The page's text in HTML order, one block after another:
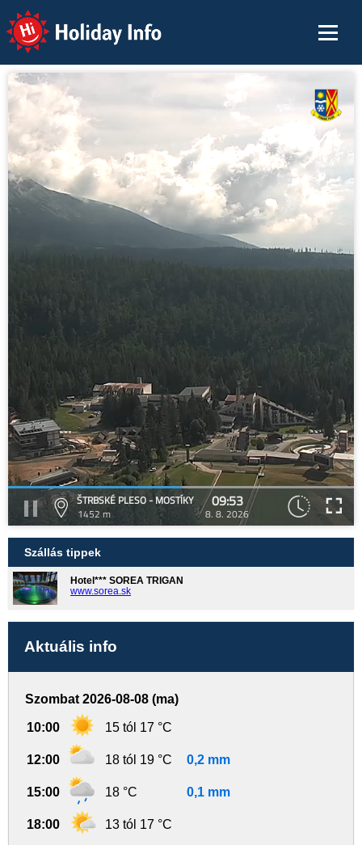
Holiday Info
ŠTRBSKÉ PLESO - MOSTÍKY
1452 m
09:53
8. 8. 2026
Szállás tippek
Hotel*** SOREA TRIGAN
www.sorea.sk
Aktuális info
Szombat 2026-08-08 (ma)
10:00 15 tól 17 °C
12:00 18 tól 19 °C 0,2 mm
15:00 18 °C 0,1 mm
18:00 13 tól 17 °C